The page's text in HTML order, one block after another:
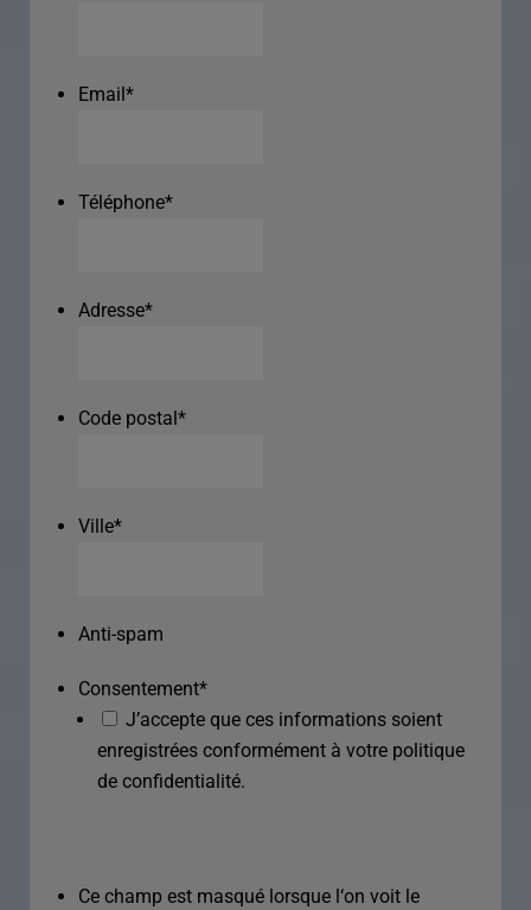
Email*
Téléphone*
Adresse*
Code postal*
Ville*
Anti-spam
Consentement*
J’accepte que ces informations soient
enregistrées conformément à votre politique
de confidentialité.
Ce champ est masqué lorsque l‘on voit le